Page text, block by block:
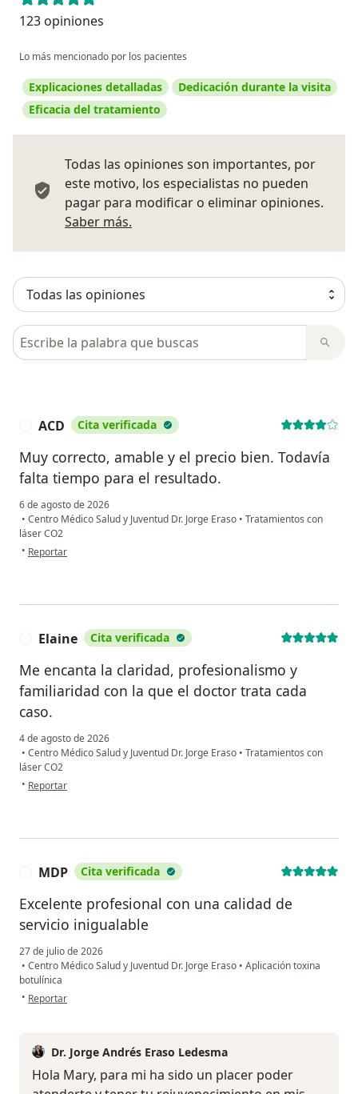
123 opiniones
Lo más mencionado por los pacientes
Explicaciones detalladas
Dedicación durante la visita
Eficacia del tratamiento
Todas las opiniones son importantes, por
este motivo, los especialistas no pueden
pagar para modificar o eliminar opiniones.
Saber más.
Busca en opiniones
ACD Cita verificada
Muy correcto, amable y el precio bien. Todavía
falta tiempo para el resultado.
6 de agosto de 2026
• Centro Médico Salud y Juventud Dr. Jorge Eraso • Tratamientos con
láser CO2
• en opinión del usuario ACD
Reportar
Elaine Cita verificada
Me encanta la claridad, profesionalismo y
familiaridad con la que el doctor trata cada
caso.
4 de agosto de 2026
• Centro Médico Salud y Juventud Dr. Jorge Eraso • Tratamientos con
láser CO2
• en opinión del usuario Elaine
Reportar
MDP Cita verificada
Excelente profesional con una calidad de
servicio inigualable
27 de julio de 2026
• Centro Médico Salud y Juventud Dr. Jorge Eraso • Aplicación toxina
botulínica
• en opinión del usuario MDP
Reportar
Dr. Jorge Andrés Eraso Ledesma
Hola Mary, para mi ha sido un placer poder